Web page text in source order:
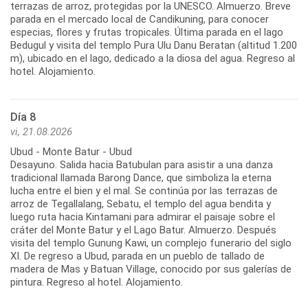
terrazas de arroz, protegidas por la UNESCO. Almuerzo. Breve
parada en el mercado local de Candikuning, para conocer
especias, flores y frutas tropicales. Última parada en el lago
Bedugul y visita del templo Pura Ulu Danu Beratan (altitud 1.200
m), ubicado en el lago, dedicado a la diosa del agua. Regreso al
hotel. Alojamiento.
Día 8
vi, 21.08.2026
Ubud - Monte Batur - Ubud
Desayuno. Salida hacia Batubulan para asistir a una danza
tradicional llamada Barong Dance, que simboliza la eterna
lucha entre el bien y el mal. Se continúa por las terrazas de
arroz de Tegallalang, Sebatu, el templo del agua bendita y
luego ruta hacia Kintamani para admirar el paisaje sobre el
cráter del Monte Batur y el Lago Batur. Almuerzo. Después
visita del templo Gunung Kawi, un complejo funerario del siglo
XI. De regreso a Ubud, parada en un pueblo de tallado de
madera de Mas y Batuan Village, conocido por sus galerías de
pintura. Regreso al hotel. Alojamiento.